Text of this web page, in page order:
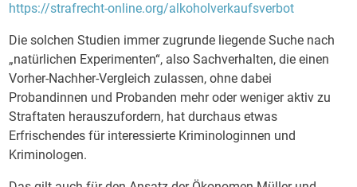
https://strafrecht-online.org/alkoholverkaufsverbot
Die solchen Studien immer zugrunde liegende Suche nach
„natürlichen Experimenten“, also Sachverhalten, die einen
Vorher-Nachher-Vergleich zulassen, ohne dabei
Probandinnen und Probanden mehr oder weniger aktiv zu
Straftaten herauszufordern, hat durchaus etwas
Erfrischendes für interessierte Kriminologinnen und
Kriminologen.